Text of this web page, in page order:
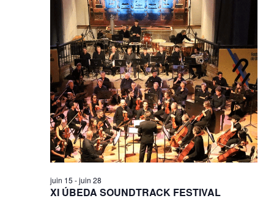
XI ÚBEDA SOUNDTRACK FESTIVAL
juin 15 -juin 28